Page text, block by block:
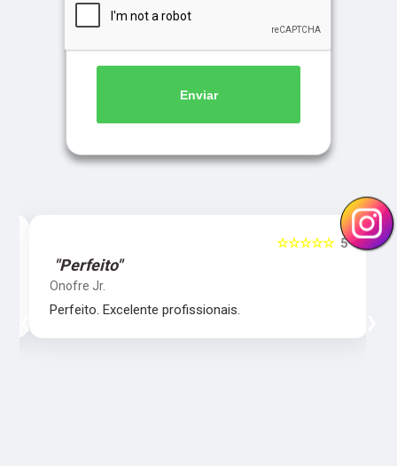
Enviar
5
☆☆☆☆☆
"Perfeito"
Onofre Jr.
Perfeito. Excelente profissionais.
‹